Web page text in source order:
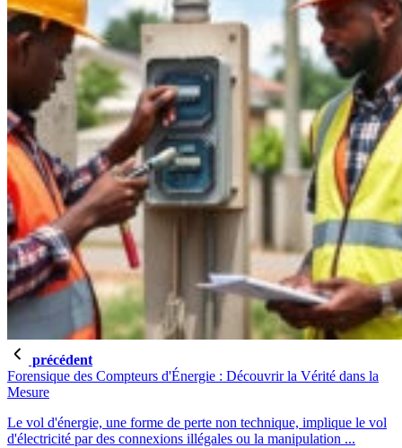
précédent
Forensique des Compteurs d'Énergie : Découvrir la Vérité dans la
Mesure
Le vol d'énergie, une forme de perte non technique, implique le vol
d'électricité par des connexions illégales ou la manipulation ...